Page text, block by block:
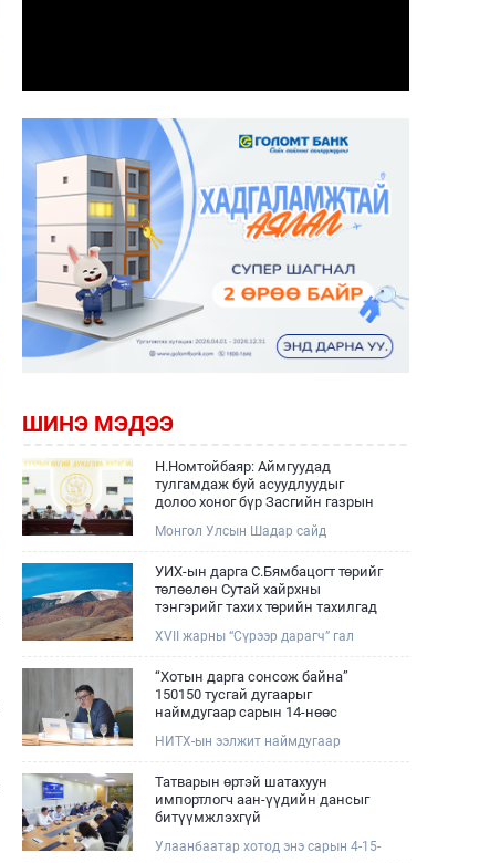
ШИНЭ МЭДЭЭ
Н.Номтойбаяр: Аймгуудад
тулгамдаж буй асуудлуудыг
долоо хоног бүр Засгийн газрын
шийдвэрлүүлнэ
Монгол Улсын Шадар сайд
Дундговь аймагт ажиллалаа.
Ерөнхий сайдын 10 дугаар албан
даалгавар, Улсын Онцгой комиссын
даргын 3 дугаар тушаалын хүрээнд
Өмнөговь аймагт байгаль орчин,
200 гаруйг нь арилгуулаад байна.
УИХ-ын дарга С.Бямбацогт төрийг
төлөөлөн Сутай хайрхны
тэнгэрийг тахих төрийн тахилгад
XVII жарны “Сүрээр дарагч” гал
хонь сарын 23-ны өлзий
дэмбэрэлтэй өдөр /2026.08.06/
Сутай хайрхны тэнгэрийг тайх
төрийн тахилга боллоо.
“Хотын дарга сонсож байна”
150150 тусгай дугаарыг
наймдугаар сарын 14-нөөс
НИТХ-ын ээлжит наймдугаар
хуралдаанаар нийслэлийн нутгийн
захиргааны байгууллага, албан
тушаалтанд 2025, 2026 оны эхний
хагас жилийн байдлаар иргэдээс
ирсэн өргөдөл, гомдлын
Татварын өртэй шатахуун
импортлогч аан-үүдийн дансыг
битүүмжлэхгүй
Улаанбаатар хотод энэ сарын 4-15-